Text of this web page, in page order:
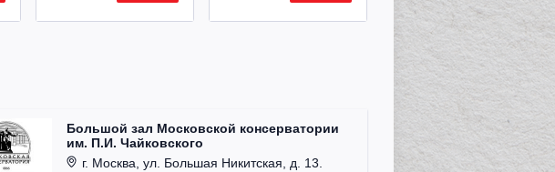
Большой зал Московской консерватории
им. П.И. Чайковского
г. Москва, ул. Большая Никитская, д. 13.
г.